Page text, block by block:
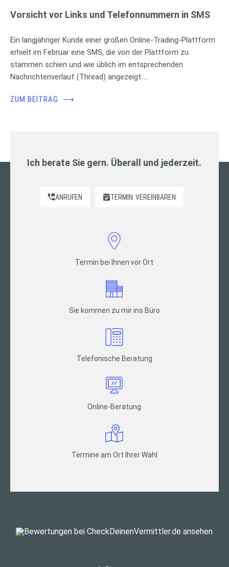
Vorsicht vor Links und Telefonnummern in SMS
Ein langjähriger Kunde einer großen Online-Trading-Plattform
erhielt im Februar eine SMS, die von der Plattform zu
stammen schien und wie üblich im entsprechenden
Nachrichtenverlauf (Thread) angezeigt …
ZUM BEITRAG ⟶
Ich berate Sie gern. Überall und jederzeit.
ANRUFEN TERMIN VEREINBAREN
Termin bei Ihnen vor Ort
Sie kommen zu mir ins Büro
Telefonische Beratung
Online-Beratung
Termine am Ort Ihrer Wahl